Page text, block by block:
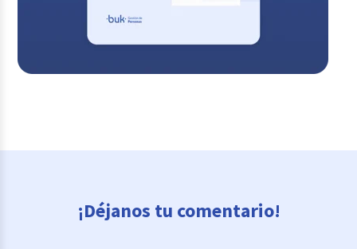
¡Déjanos tu comentario!